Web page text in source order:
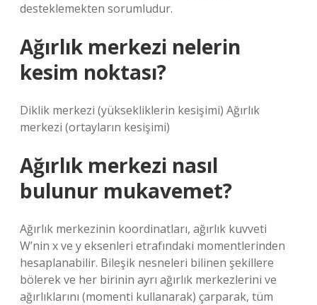
desteklemekten sorumludur.
Ağırlık merkezi nelerin
kesim noktası?
Diklik merkezi (yüksekliklerin kesişimi) Ağırlık
merkezi (ortayların kesişimi)
Ağırlık merkezi nasıl
bulunur mukavemet?
Ağırlık merkezinin koordinatları, ağırlık kuvveti
W’nin x ve y eksenleri etrafındaki momentlerinden
hesaplanabilir. Bileşik nesneleri bilinen şekillere
bölerek ve her birinin ayrı ağırlık merkezlerini ve
ağırlıklarını (momenti kullanarak) çarparak, tüm